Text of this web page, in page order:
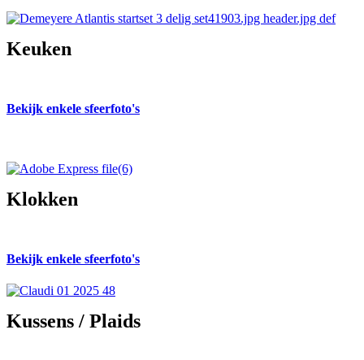
Keuken
Bekijk enkele sfeerfoto's
Klokken
Bekijk enkele sfeerfoto's
Kussens / Plaids